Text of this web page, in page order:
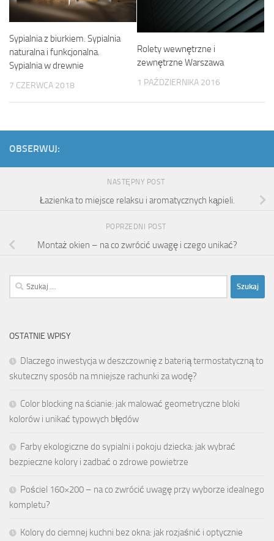
Sypialnia z biurkiem. Sypialnia
naturalna i funkcjonalna.
Sypialnia w drewnie
7 CZERWCA 2018
Rolety wewnętrzne i
zewnętrzne Warszawa
1 PAŹDZIERNIKA 2016
OBSERWUJ:
NASTĘPNY POST
Łazienka to miejsce relaksu i aromatycznych kąpieli.
POPRZEDNI POST
Montaż okien – na co zwrócić uwagę i czego unikać?
Szukaj:
OSTATNIE WPISY
Dlaczego inwestycja w deszczownię z baterią termostatyczną to
skuteczny sposób na mniejsze rachunki za wodę?
Color blocking na ścianie: jak malować geometryczne bloki
kolorów i unikać typowych błędów
Farby ekologiczne do sypialni i pokoju dziecka: jak wybrać
bezpieczne kolory i zadbać o zdrowe powietrze
Pościel 160×200 – na co zwrócić uwagę przy wyborze idealnego
kompletu?
Kolory do ciemnej kuchni bez okna: jak rozjaśnić i optycznie